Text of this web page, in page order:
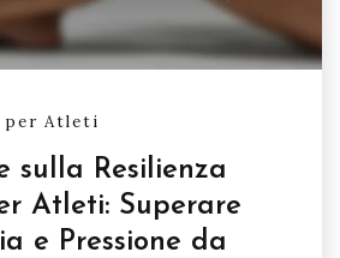
per Atleti
sulla Resilienza
Atleti: Superare
e Pressione da